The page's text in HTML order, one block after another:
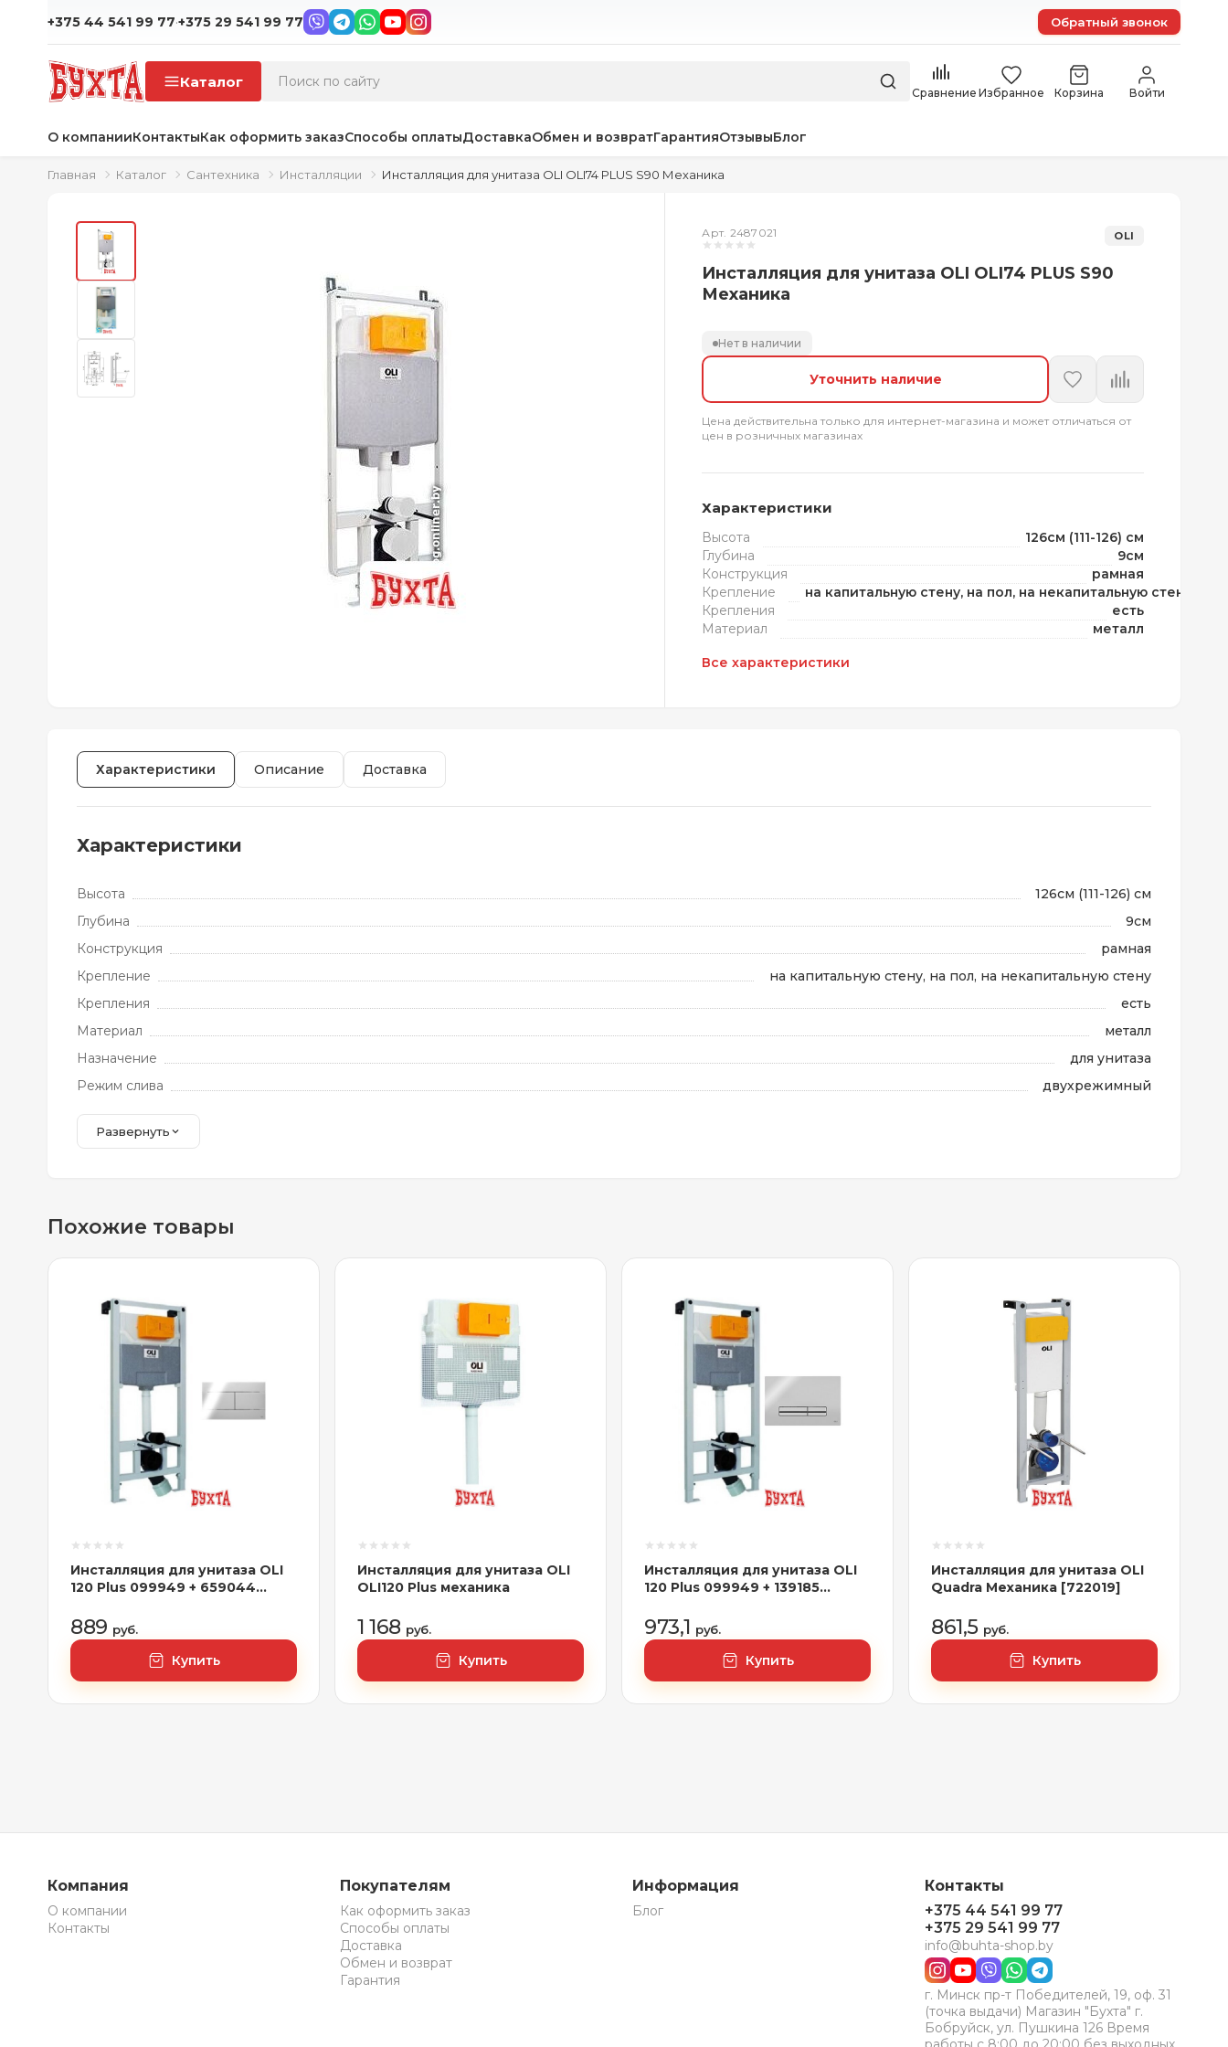
+375 44 541 99 77·+375 29 541 99 77 Обратный звонок
Каталог
Сравнение Избранное Корзина Войти
О компанииКонтактыКак оформить заказСпособы оплатыДоставкаОбмен и возвратГарантияОтзывыБлог
Главная Каталог Сантехника Инсталляции Инсталляция для унитаза OLI OLI74 PLUS S90 Механика
Арт. 2487021 OLI
Инсталляция для унитаза OLI OLI74 PLUS S90
Механика
Нет в наличии
Уточнить наличие
Цена действительна только для интернет-магазина и может отличаться от
цен в розничных магазинах
Характеристики
Высота
126см (111-126) см
Глубина
9см
Конструкция
рамная
Крепление
на капитальную стену, на пол, на некапитальную стену
Крепления
есть
Материал
металл
Все характеристики
Характеристики Описание Доставка
Характеристики
Высота
126см (111-126) см
Глубина
9см
Конструкция
рамная
Крепление
на капитальную стену, на пол, на некапитальную стену
Крепления
есть
Материал
металл
Назначение
для унитаза
Режим слива
двухрежимный
Развернуть
Похожие товары
Инсталляция для унитаза OLI
120 Plus 099949 + 659044
889 руб.
Купить
Инсталляция для унитаза OLI
OLI120 Plus механика
1 168 руб.
Купить
Инсталляция для унитаза OLI
120 Plus 099949 + 139185
973,1 руб.
Купить
Инсталляция для унитаза OLI
Quadra Механика [722019]
861,5 руб.
Купить
Компания
О компании
Контакты
Покупателям
Как оформить заказ
Способы оплаты
Доставка
Обмен и возврат
Гарантия
Информация
Блог
Контакты
+375 44 541 99 77
+375 29 541 99 77
info@buhta-shop.by
г. Минск пр-т Победителей, 19, оф. 31
(точка выдачи) Магазин "Бухта" г.
Бобруйск, ул. Пушкина 126 Время